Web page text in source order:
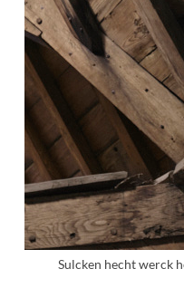
Sulcken hecht werck